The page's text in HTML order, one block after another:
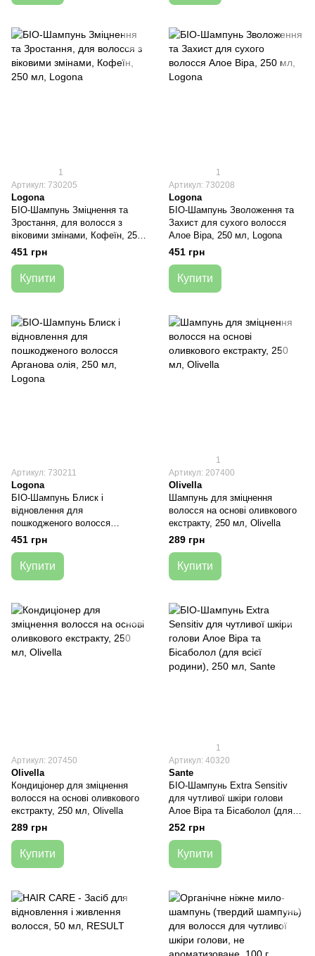
1
Артикул: 730205
Logona
БІО-Шампунь Зміцнення та
Зростання, для волосся з
віковими змінами, Кофеїн, 250
мл, Logona
451 грн
Купити
1
Артикул: 730208
Logona
БІО-Шампунь Зволоження та
Захист для сухого волосся
Алое Віра, 250 мл, Logona
451 грн
Купити
Артикул: 730211
Logona
БІО-Шампунь Блиск і
відновлення для
пошкодженого волосся
Арганова олія, 250 мл, Logona
451 грн
Купити
1
Артикул: 207400
Olivella
Шампунь для зміцнення
волосся на основі оливкового
екстракту, 250 мл, Olivella
289 грн
Купити
Артикул: 207450
Olivella
Кондиціонер для зміцнення
волосся на основі оливкового
екстракту, 250 мл, Olivella
289 грн
Купити
1
Артикул: 40320
Sante
БІО-Шампунь Extra Sensitiv
для чутливої ​​шкіри голови
Алое Віра та Бісаболол (для
всієї родини), 250 мл, Sante
252 грн
Купити